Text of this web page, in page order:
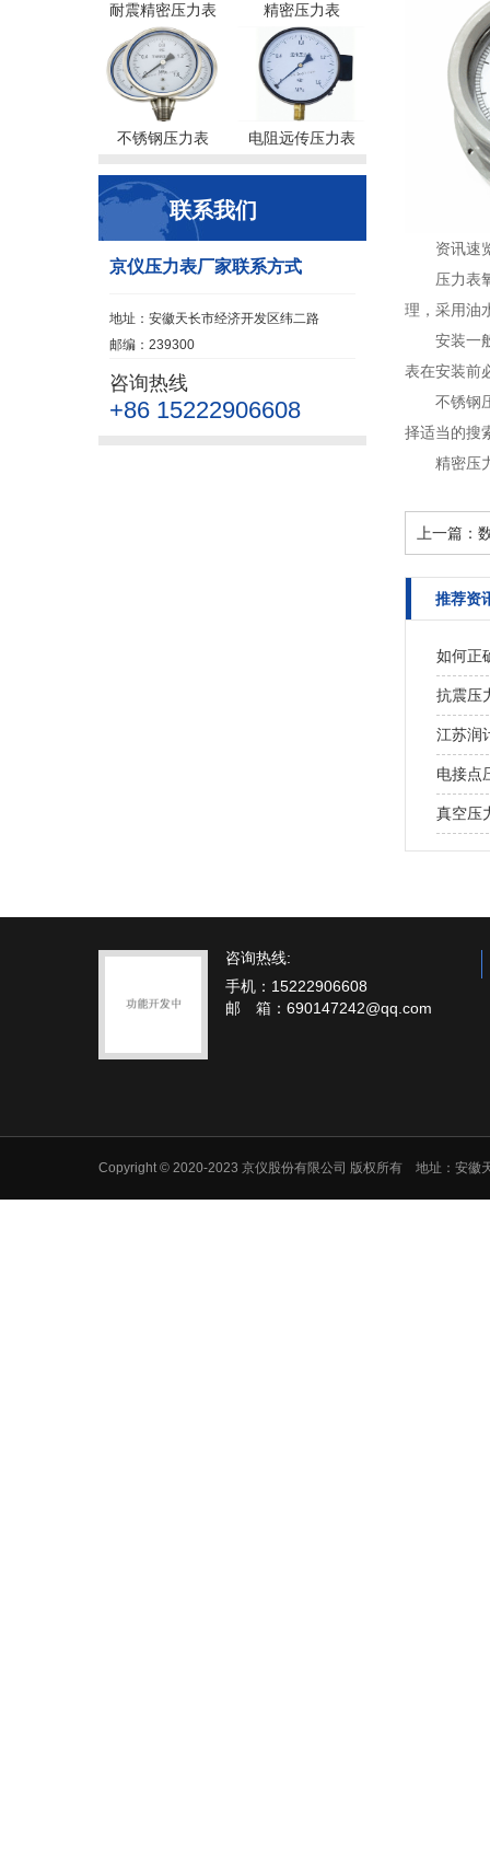
耐震精密压力表 精密压力表
不锈钢压力表 电阻远传压力表
联系我们
京仪压力表厂家联系方式
地址：安徽天长市经济开发区纬二路
邮编：239300
咨询热线
+86 15222906608
资讯速
压力表
理，采用油
安装一
表在安装前
不锈钢
择适当的搜
精密压
上一篇：
推荐资
如何正
抗震压
江苏润
电接点
真空压
咨询热线:
手机：15222906608
邮 箱：690147242@qq.com
Copyright © 2020-2023 京仪股份有限公司 版权所有 地址：安